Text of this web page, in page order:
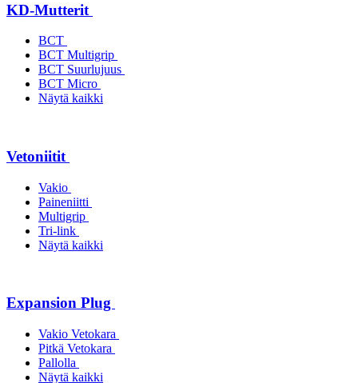
KD-Mutterit
BCT
BCT Multigrip
BCT Suurlujuus
BCT Micro
Näytä kaikki
Vetoniitit
Vakio
Paineniitti
Multigrip
Tri-link
Näytä kaikki
Expansion Plug
Vakio Vetokara
Pitkä Vetokara
Pallolla
Näytä kaikki